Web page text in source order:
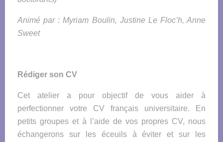
Animé par : Myriam Boulin, Justine Le Floc’h, Anne
Sweet
Rédiger son CV
Cet atelier a pour objectif de vous aider à
perfectionner votre CV français universitaire. En
petits groupes et à l’aide de vos propres CV, nous
échangerons sur les éceuils à éviter et sur les